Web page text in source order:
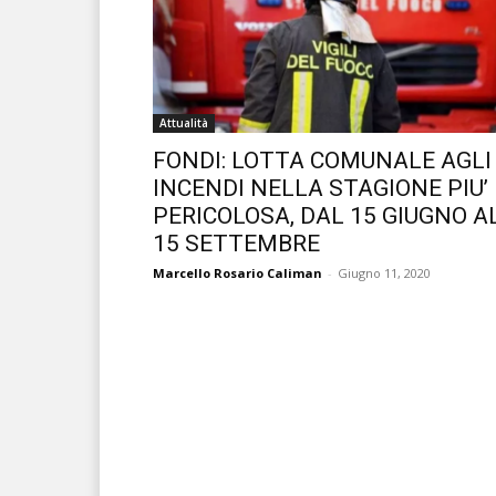
Attualità
FONDI: LOTTA COMUNALE AGLI
INCENDI NELLA STAGIONE PIU’
PERICOLOSA, DAL 15 GIUGNO
15 SETTEMBRE
Marcello Rosario Caliman - Giugno 11, 2020